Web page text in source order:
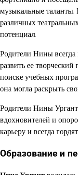
музыкальные таланты.
различных
потенциал.
Родители Нины всегда
развить ее
поиске учебных
она могла раскрыть
Родители Нины
вдохновителей и
карьеру и всегда
Образование и